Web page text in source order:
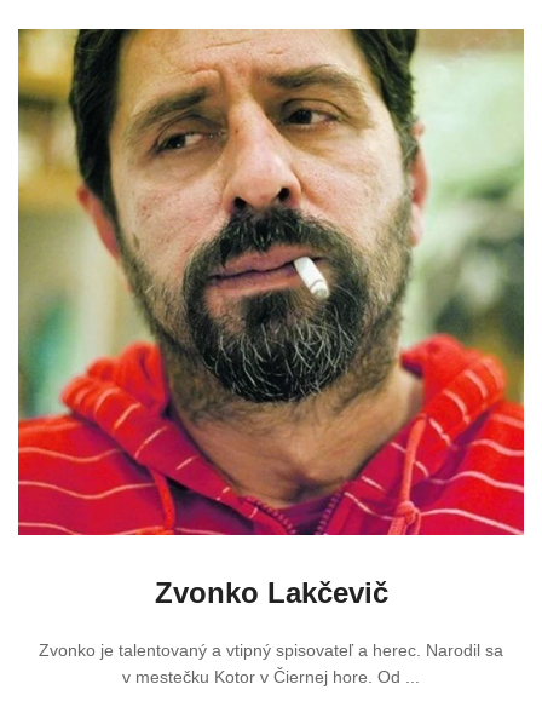
Zvonko Lakčevič
Zvonko je talentovaný a vtipný spisovateľ a herec. Narodil sa
v mestečku Kotor v Čiernej hore. Od ...